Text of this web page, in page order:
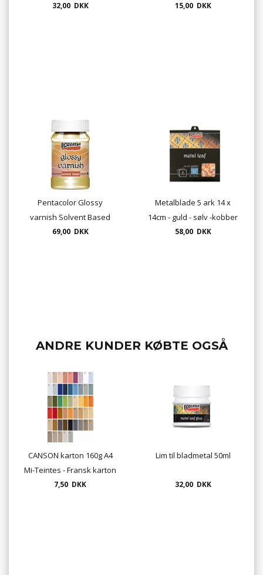
32,00 DKK 15,00 DKK
Pentacolor Glossy
varnish Solvent Based
100ml.
69,00 DKK
Metalblade 5 ark 14 x
14cm - guld - sølv -kobber
58,00 DKK
ANDRE KUNDER KØBTE OGSÅ
CANSON karton 160g A4
Mi-Teintes - Fransk karton
(enkelt ark)
7,50 DKK
Lim til bladmetal 50ml
32,00 DKK